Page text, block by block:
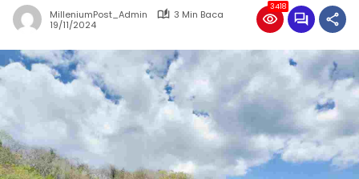
MilleniumPost_Admin
3 Min Baca
19/11/2024
3418